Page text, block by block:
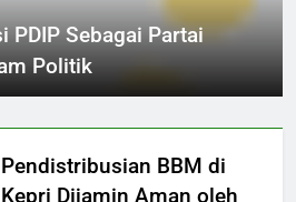
PDIP Sebagai Partai
Politik
Pendistribusian BBM di
Kepri Dijamin Aman oleh